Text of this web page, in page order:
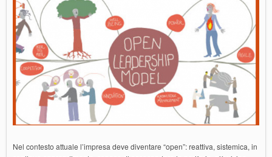
Nel contesto attuale l’impresa deve diventare “open”: reattiva, sistemica, in